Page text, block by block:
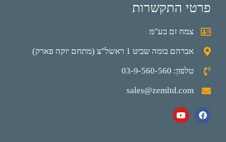
פרטי התקשרות
צמח זם בע"מ
אברהם בומה שביט 1 ראשל"צ (מתחם יוקה פארק)
טלפון: 03-9-560-560
sales@zemltd.com